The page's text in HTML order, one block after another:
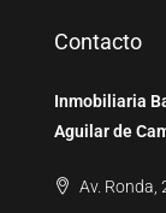
Contacto
Inmobiliaria
Aguilar de
Av. Ronda,